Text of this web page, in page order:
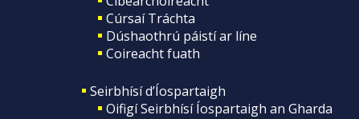
Cúrsaí Tráchta
Dúshaothrú páistí ar líne
Coireacht fuath
Seirbhísí d’Íospartaigh
Oifigí Seirbhísí Íospartaigh an Gharda